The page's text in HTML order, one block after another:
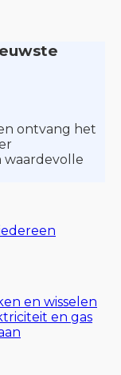
ontvang het
waardevolle
en wisselen
en gas